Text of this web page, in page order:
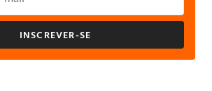
INSCREVER-SE